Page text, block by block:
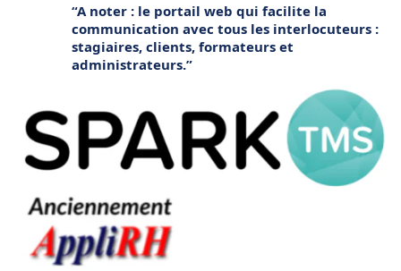
A noter : le portail web qui facilite la
communication avec tous les interlocuteurs :
stagiaires, clients, formateurs et
administrateurs.